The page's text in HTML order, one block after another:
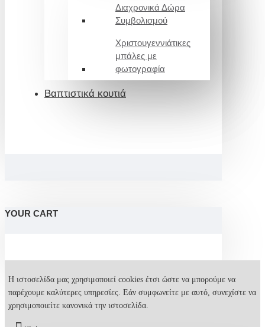
Διαχρονικά Δώρα
Συμβολισμού
Χριστουγεννιάτικες
μπάλες με
φωτογραφία
Βαπτιστικά κουτιά
YOUR CART
Η ιστοσελίδα μας χρησιμοποιεί cookies έτσι ώστε να μπορούμε να
παρέχουμε καλύτερες υπηρεσίες. Εάν συμφωνείτε με αυτό, συνεχίστε να
χρησιμοποιείτε κανονικά την ιστοσελίδα.